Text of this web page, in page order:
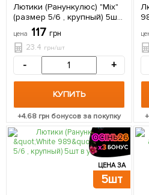
Лютики (Ранункулюс) "Mix"
(размер 5/6 , крупный) 5шт
в упаковке
цена 117 грн
23.4 грн/шт
- +
КУПИТЬ
+4.68 грн бонусов за покупку +
ЦЕНА ЗА
5шт